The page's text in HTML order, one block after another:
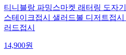
티니블랑 파밍스마켓 래터링 도자
스테이크접시 샐러드볼 디저트접
러드접시
14,900원